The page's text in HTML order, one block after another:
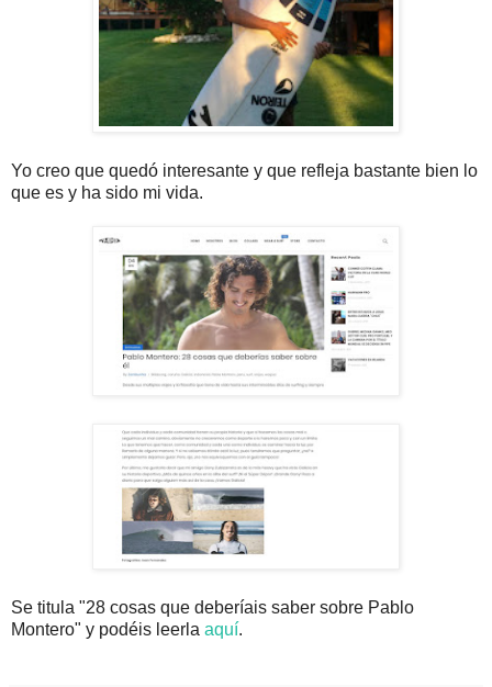
Yo creo que quedó interesante y que refleja bastante bien lo
que es y ha sido mi vida.
Se titula "28 cosas que deberíais saber sobre Pablo
Montero" y podéis leerla aquí.